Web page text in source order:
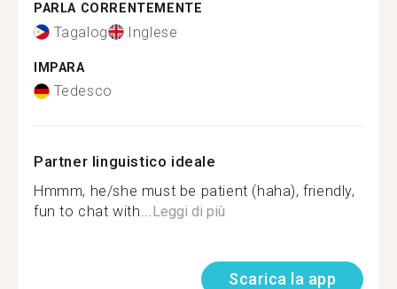
PARLA CORRENTEMENTE
Tagalog Inglese
IMPARA
Tedesco
Partner linguistico ideale
Hmmm, he/she must be patient (haha), friendly,
fun to chat with...Leggi di più
Scarica la app